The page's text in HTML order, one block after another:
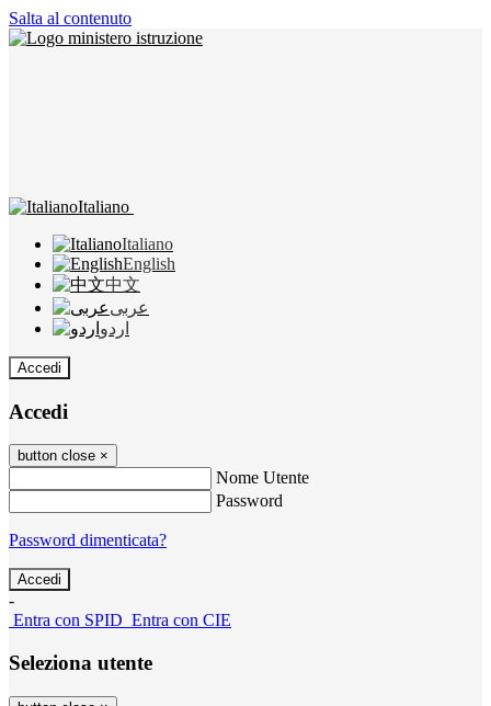
Salta al contenuto
Italiano
Italiano
English
中文
عربى
اردو
Accedi
Accedi
button close ×
Nome Utente
Password
Password dimenticata?
-
Entra con SPID Entra con CIE
Seleziona utente